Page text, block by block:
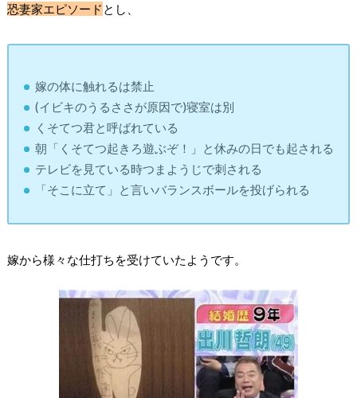
恐妻家エピソード とし、
嫁の体に触れるは禁止
(イビキのうるささが原因で)寝室は別
くそてつ君と呼ばれている
朝「くそてつ起きろ遊ぶぞ！」と休みの日でも起される
テレビを見ている時つまようじで刺される
「そこに立て」と言いバランスボールを投げられる
嫁から様々な仕打ちを受けていたようです。